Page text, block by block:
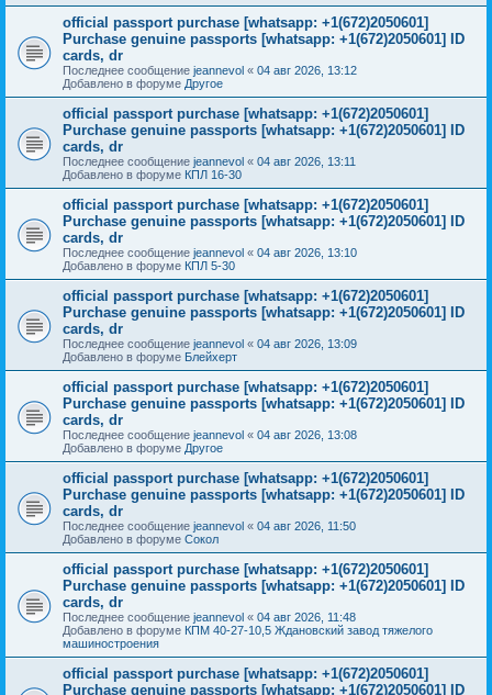
official passport purchase [whatsapp: +1(672)2050601]
Purchase genuine passports [whatsapp: +1(672)2050601] ID
cards, dr
Последнее сообщение jeannevol « 04 авг 2026, 13:12
Добавлено в форуме Другое
official passport purchase [whatsapp: +1(672)2050601]
Purchase genuine passports [whatsapp: +1(672)2050601] ID
cards, dr
Последнее сообщение jeannevol « 04 авг 2026, 13:11
Добавлено в форуме КПЛ 16-30
official passport purchase [whatsapp: +1(672)2050601]
Purchase genuine passports [whatsapp: +1(672)2050601] ID
cards, dr
Последнее сообщение jeannevol « 04 авг 2026, 13:10
Добавлено в форуме КПЛ 5-30
official passport purchase [whatsapp: +1(672)2050601]
Purchase genuine passports [whatsapp: +1(672)2050601] ID
cards, dr
Последнее сообщение jeannevol « 04 авг 2026, 13:09
Добавлено в форуме Блейхерт
official passport purchase [whatsapp: +1(672)2050601]
Purchase genuine passports [whatsapp: +1(672)2050601] ID
cards, dr
Последнее сообщение jeannevol « 04 авг 2026, 13:08
Добавлено в форуме Другое
official passport purchase [whatsapp: +1(672)2050601]
Purchase genuine passports [whatsapp: +1(672)2050601] ID
cards, dr
Последнее сообщение jeannevol « 04 авг 2026, 11:50
Добавлено в форуме Сокол
official passport purchase [whatsapp: +1(672)2050601]
Purchase genuine passports [whatsapp: +1(672)2050601] ID
cards, dr
Последнее сообщение jeannevol « 04 авг 2026, 11:48
Добавлено в форуме КПМ 40-27-10,5 Ждановский завод тяжелого
машиностроения
official passport purchase [whatsapp: +1(672)2050601]
Purchase genuine passports [whatsapp: +1(672)2050601] ID